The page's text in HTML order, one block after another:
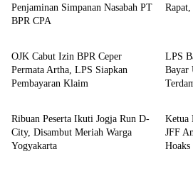
Penjaminan Simpanan Nasabah PT
BPR CPA
OJK Cabut Izin BPR Ceper
Permata Artha, LPS Siapkan
Pembayaran Klaim
LPS
Bayar
Sport
Ribuan Peserta Ikuti Jogja Run D-
City, Disambut Meriah Warga
Yogyakarta
Ketua
JFF
Hoaks